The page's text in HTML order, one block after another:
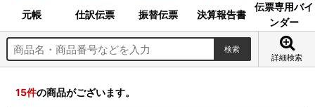
元帳 仕訳伝票 振替伝票 決算報告書
伝票専用バイ
ンダー
詳細検索
15件の商品がございます。